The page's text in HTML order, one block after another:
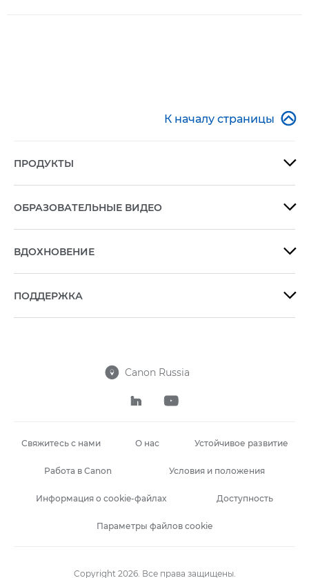
К началу страницы 
ПРОДУКТЫ 
ОБРАЗОВАТЕЛЬНЫЕ ВИДЕО 
ВДОХНОВЕНИЕ 
ПОДДЕРЖКА 
 Canon Russia
 
Свяжитесь с нами О нас Устойчивое развитие
Работа в Canon Условия и положения
Информация о cookie-файлах Доступность
Параметры файлов cookie
Copyright 2026. Все права защищены.